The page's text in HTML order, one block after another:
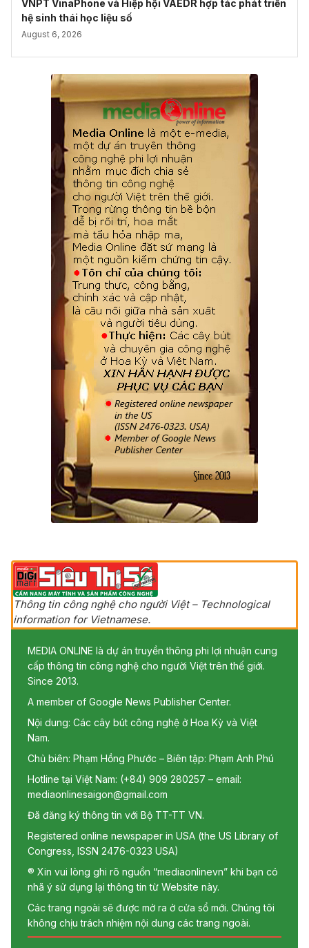
VNPT VinaPhone và Hiệp hội VAEDR hợp tác phát triển
hệ sinh thái học liệu số
August 6, 2026
Thông tin công nghệ cho người Việt – Technological
information for Vietnamese.
MEDIA ONLINE là dự án truyền thông phi lợi nhuận cung
cấp thông tin công nghệ cho người Việt trên thế giới.
Since 2013.
A member of Google News Publisher Center.
Nội dung: Các cây bút công nghệ ở Hoa Kỳ và Việt
Nam.
Chủ biên: Phạm Hồng Phước – Biên tập: Phạm Anh Phú
Hotline tại Việt Nam: (+84) 909 280257 – email:
mediaonlinesaigon@gmail.com
Đã đăng ký thông tin với Bộ TT-TT VN.
Registered online newspaper in USA (the US Library of
Congress, ISSN 2476-0323 USA)
® Xin vui lòng ghi rõ nguồn “mediaonlinevn” khi bạn có
nhã ý sử dụng lại thông tin từ Website này.
Các trang ngoài sẽ được mở ra ở cửa sổ mới. Chúng tôi
không chịu trách nhiệm nội dung các trang ngoài.